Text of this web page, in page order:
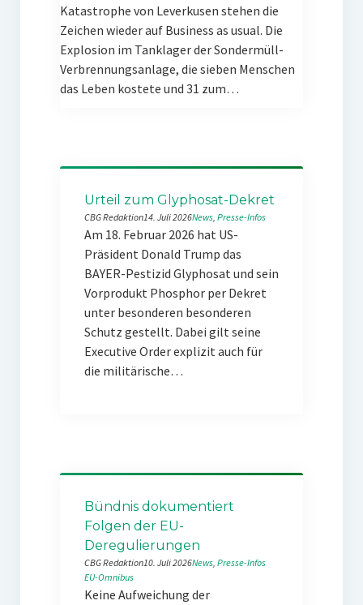
Katastrophe von Leverkusen stehen die
Zeichen wieder auf Business as usual. Die
Explosion im Tanklager der Sondermüll-
Verbrennungsanlage, die sieben Menschen
das Leben kostete und 31 zum…
Urteil zum Glyphosat-Dekret
CBG Redaktion14. Juli 2026News, Presse-Infos
Am 18. Februar 2026 hat US-
Präsident Donald Trump das
BAYER-Pestizid Glyphosat und sein
Vorprodukt Phosphor per Dekret
unter besonderen besonderen
Schutz gestellt. Dabei gilt seine
Executive Order explizit auch für
die militärische…
Bündnis dokumentiert
Folgen der EU-
Deregulierungen
CBG Redaktion10. Juli 2026News, Presse-Infos
EU-Omnibus
Keine Aufweichung der